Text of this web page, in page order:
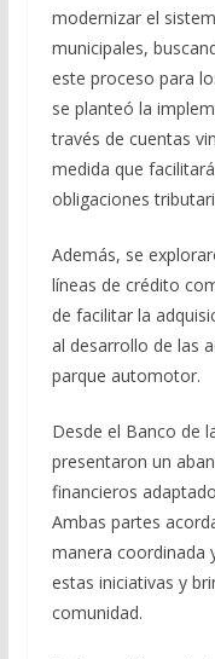
modernizar el
municipales,
este proceso para
se planteó la
través de cuentas
medida que
obligaciones
Además, se
líneas de crédito
de facilitar la
al desarrollo de las
parque automotor.
Desde el Banco de
presentaron un
financieros
Ambas partes
manera coordinada
estas iniciativas y
comunidad.